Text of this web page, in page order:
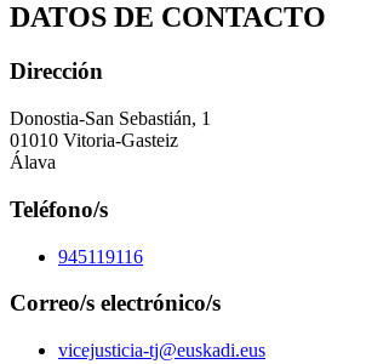
DATOS DE CONTACTO
Dirección
Donostia-San Sebastián, 1
01010 Vitoria-Gasteiz
Álava
Teléfono/s
945119116
Correo/s electrónico/s
vicejusticia-tj@euskadi.eus